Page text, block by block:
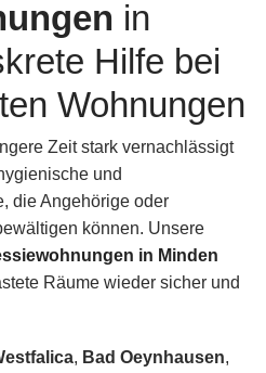
in
Hilfe bei
Wohnungen
Zeit stark vernachlässigt
und
die Angehörige oder
können. Unsere
in Minden
Räume wieder sicher und
, Bad Oeynhausen,